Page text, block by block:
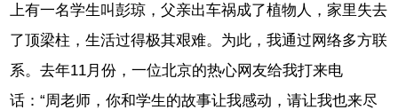
上有一名学生叫彭琼，父亲出车祸成了植物人，家里失去
了顶梁柱，生活过得极其艰难。为此，我通过网络多方联
系。去年11月份，一位北京的热心网友给我打来电
话：“周老师，你和学生的故事让我感动，请让我也来尽